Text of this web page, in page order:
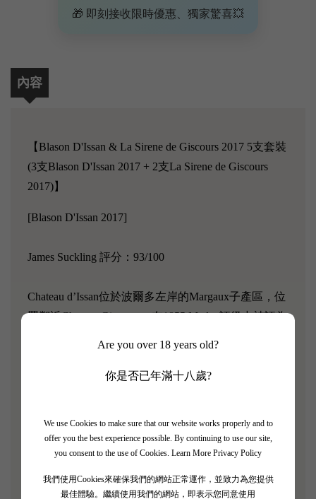
Are you over 18 years old?
你是否已年滿十八歲?
We use Cookies to make sure that our website works properly and to
offer you the best experience possible. By continuing to use our site,
you consent to the use of Cookies. Learn More Privacy Policy
我們使用Cookies來確保我們的網站正常運作，並致力為您提供
最佳體驗。繼續使用我們的網站，即表示您同意使用
🎁 即刻接收限時優惠、獨家驚喜💥
內容
【Blason D'Issan & La Sirene de Giscours 2017 5支套裝
(3支Blason D'Issan 2017 + 2支La Sirene de Giscours
2017)】
[Blason D'Issan 2017]
James Suckling 評分：93/100
Chateau d’Issan位於波爾多左岸的Margaux子產區，位
置鄰近Chateau Giscours。在1855 Medoc評級中被評為
Sauvignon令酒色更深，酒體較其他Margaux酒更為豐
酒，表現也很出色。
飽滿的酒體，單寧成熟而圓潤，帶有鹹味。由 60%